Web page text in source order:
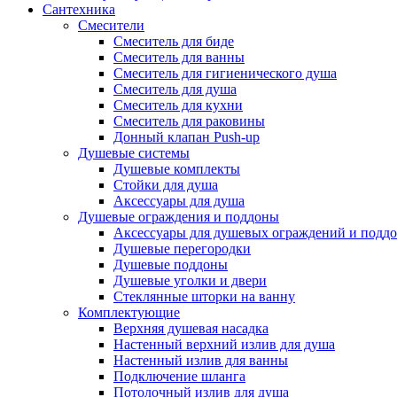
Сантехника
Смесители
Смеситель для биде
Смеситель для ванны
Смеситель для гигиенического душа
Смеситель для душа
Смеситель для кухни
Смеситель для раковины
Донный клапан Push-up
Душевые системы
Душевые комплекты
Стойки для душа
Аксессуары для душа
Душевые ограждения и поддоны
Аксессуары для душевых ограждений и
Душевые перегородки
Душевые поддоны
Душевые уголки и двери
Стеклянные шторки на ванну
Комплектующие
Верхняя душевая насадка
Настенный верхний излив для душа
Настенный излив для ванны
Подключение шланга
Потолочный излив для душа